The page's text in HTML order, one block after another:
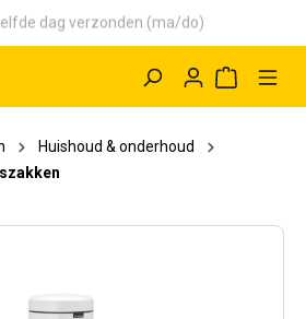
dag verzonden (ma/do)
Huishoud & onderhoud